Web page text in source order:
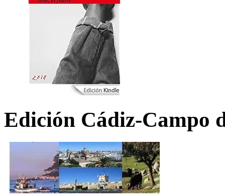
Edición Cádiz-Campo